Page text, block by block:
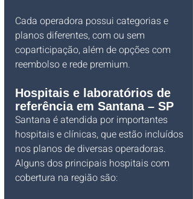
Cada operadora possui categorias e
planos diferentes, com ou sem
coparticipação, além de opções com
reembolso e rede premium.
Hospitais e laboratórios de
referência em Santana – SP
Santana é atendida por importantes
hospitais e clínicas, que estão incluídos
nos planos de diversas operadoras.
Alguns dos principais hospitais com
cobertura na região são: